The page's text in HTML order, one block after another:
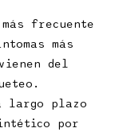
frecuente
más
del
largo plazo
por